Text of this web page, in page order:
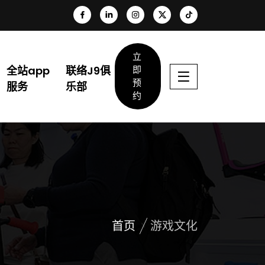
全站app
服务
联络J9俱
乐部
立
即
预
约
首页 游戏文化